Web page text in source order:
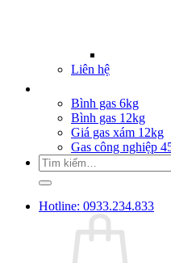
Liên hệ
Bình gas 6kg
Bình gas 12kg
Giá gas xám 12kg
Gas công nghiệp
Tìm
kiếm:
Hotline: 0933.234.833